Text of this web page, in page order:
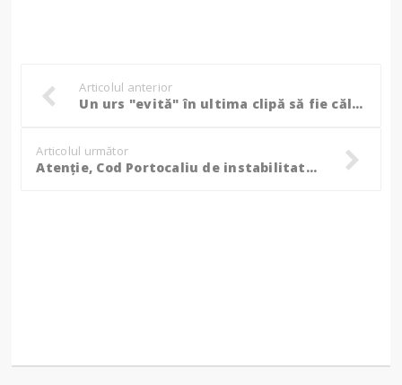
Articolul anterior
Un urs "evită" în ultima clipă să fie călcat de mașină. Imaginile care au revoltat Internetul!
Articolul următor
Atenție, Cod Portocaliu de instabilitate atmosferică pentru județul Botoșani!